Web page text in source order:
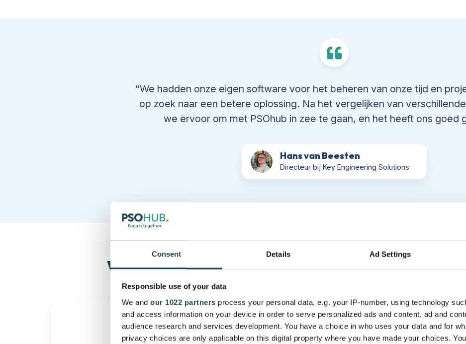
Consent Details Ad Settings
Responsible use of your data
We and our 1022 partners process your personal data, e.g. your IP-number, using technology
and access information on your device in order to serve personalized ads and content, ad and
audience research and services development. You have a choice in who uses your data and for
privacy choices are only applicable on this digital property where you have made your choices.
"We hadden onze eigen software voor het beheren van onze tijd en
op zoek naar een betere oplossing. Na het vergelijken van
we ervoor om met PSOhub in zee te gaan, en het heeft ons goed
Hans van Beesten
Directeur bij Key Engineering Solutions
Wat heeft Key Engineering bereikt